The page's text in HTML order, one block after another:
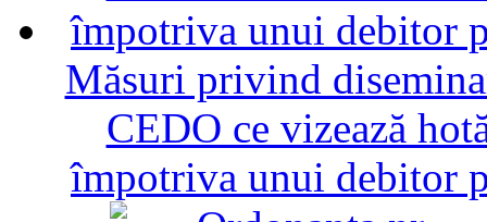
Măsuri privind
CEDO ce vizează
împotriva unui debitor